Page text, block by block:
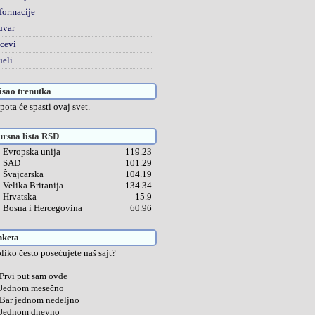
trenutka
će spasti ovaj svet.
lista RSD
Evropska unija
119.23
SAD
101.29
Švajcarska
104.19
Velika Britanija
134.34
Hrvatska
15.9
Bosna i Hercegovina
60.96
često posećujete naš sajt?
Prvi put sam ovde
Jednom mesečno
Bar jednom nedeljno
Jednom dnevno